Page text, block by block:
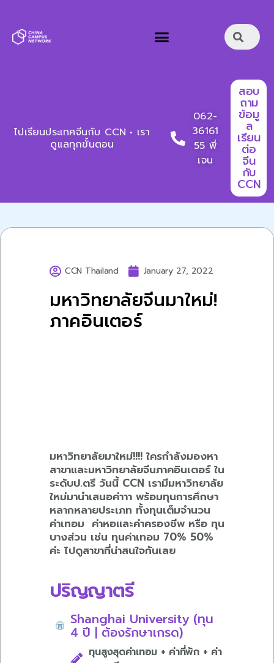
ไปเรียนประเทศจีนกับ CCN • เรา
ดูแลทุกขั้นตอน
062-
36161
55 พี่
เจน
สอบ
ถาม
ข้อมู
ล
เรียน
ต่อ
จีน
กับ
CCN
CCN Thailand January 27, 2022
มหาวิทยาลัยจีนมาใหม่!
ภาคอินเตอร์
มหาวิทยาลัยมาใหม่!!!! ใครกำลังมองหา
สาขาและมหาวิทยาลัยจีนภาคอินเตอร์ ใน
ระดับป.ตรี วันนี้ CCN เรามีมหาวิทยาลัย
ใหม่มานำเสนอค่าาา พร้อมทุนการศึกษา
หลากหลายประเภท ทั้งทุนเต็มจำนวน
ค่าเทอม ค่าหอและค่าครองชีพ หรือ ทุน
บางส่วน เช่น ทุนค่าเทอม 70% 50%
ค่ะ ไปดูสาขาที่น่าสนใจกันเลย
ปริญญาตรี
Shanghai University (ทุน
4 ปี | ต้องรักษาเกรด)
ทุนสูงสุดค่าเทอม + ค่าที่พัก + ค่า